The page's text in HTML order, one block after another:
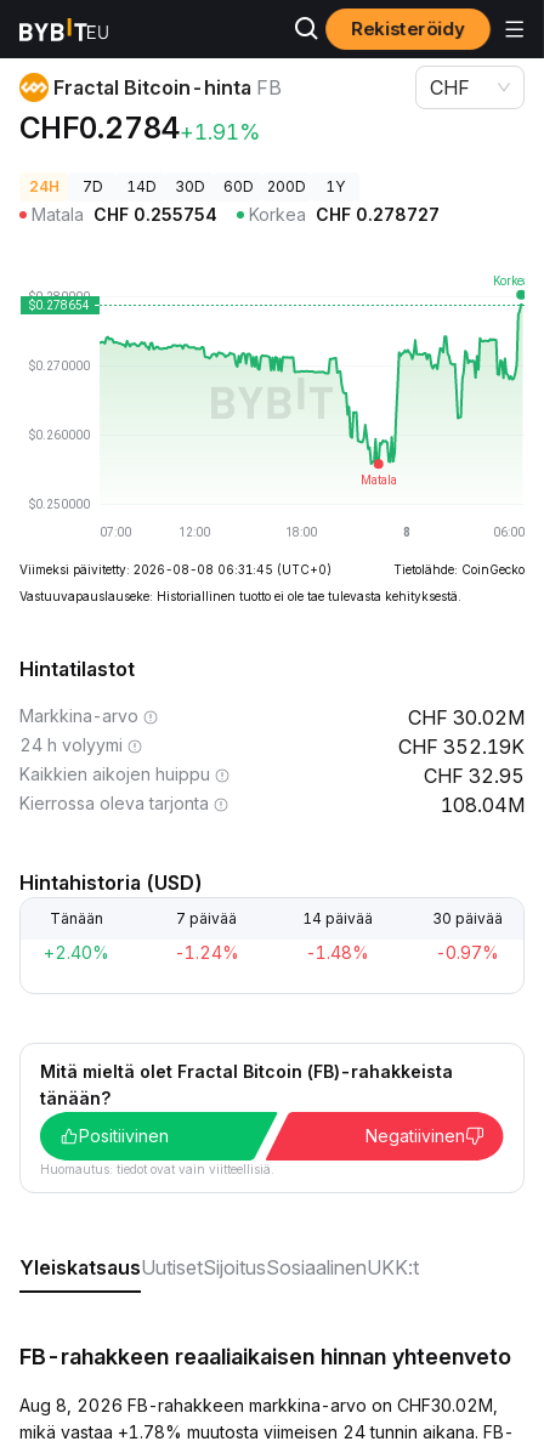
Rekisteröidy
Kryptohinnat
Fractal Bitcoin-hinta FB
CHF0.2784+1.91%
CHF
24H 7D 14D 30D 60D 200D 1Y
Matala CHF 0.255754 Korkea CHF 0.278727
Viimeksi päivitetty: 2026-08-08 06:31:45 (UTC+0)
Tietolähde: CoinGecko
Vastuuvapauslauseke: Historiallinen tuotto ei ole tae tulevasta kehityksestä.
Hintatilastot
Markkina-arvo 30.02M
24 h volyymi 352.19K
Kaikkien aikojen huippu 32.95
Kierrossa oleva tarjonta 108.04M
Hintahistoria (USD)
Tänään 7 päivää 14 päivää 30 päivää
+2.40% -1.24% -1.48% -0.97%
Mitä mieltä olet Fractal Bitcoin (FB)-rahakkeista
tänään?
Positiivinen
Negatiivinen
Huomautus: tiedot ovat vain viitteellisiä.
YleiskatsausUutisetSijoitusSosiaalinenUKK:t
FB-rahakkeen reaaliaikaisen hinnan yhteenveto
Aug 8, 2026 FB-rahakkeen markkina-arvo on CHF30.02M,
mikä vastaa +1.78% muutosta viimeisen 24 tunnin aikana. FB-